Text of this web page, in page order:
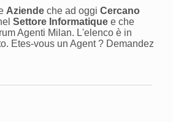
Aziende che ad oggiCercano
Settore Informatique e che
Agenti Milan. L'elenco è in
Etes-vous un Agent ? Demandez